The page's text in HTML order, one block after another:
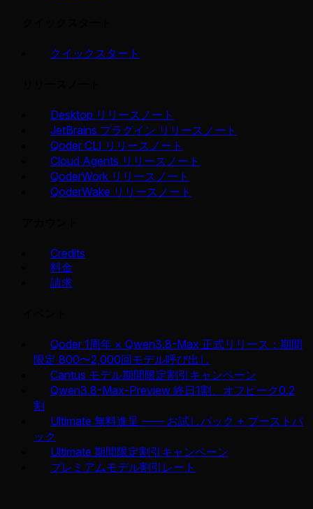
クイックスタート
Desktop リリースノート
JetBrains プラグイン リリースノート
Qoder CLI リリースノート
Cloud Agents リリースノート
QoderWork リリースノート
QoderWake リリースノート
Credits
料金
請求
Qoder 1周年 × Qwen3.8-Max 正式リリース：期間
限定 800〜2,000回モデル呼び出し
Cantus モデル期間限定割引キャンペーン
Qwen3.8-Max-Preview 終日1割、オフピーク0.2
割
Ultimate 無料進呈 —— お試しパック + ブーストパ
ック
Ultimate 期間限定割引キャンペーン
プレミアムモデル割引レート